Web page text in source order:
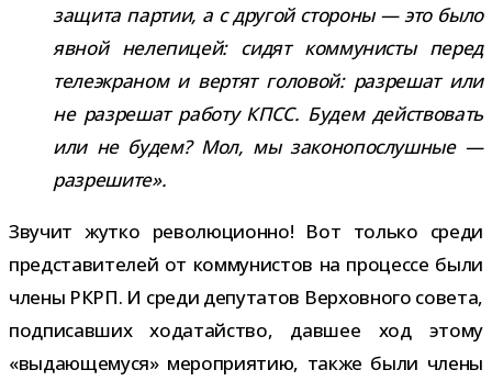
защита пар­тии, а с дру­гой сто­роны — это было
явной неле­пи­цей: сидят ком­му­ни­сты перед
теле­экра­ном и вер­тят голо­вой: раз­ре­шат или
не раз­ре­шат работу КПСС. Будем дей­ство­вать
или не будем? Мол, мы зако­но­по­слуш­ные —
разрешите».
Звучит жутко рево­лю­ци­онно! Вот только среди
пред­ста­ви­те­лей от ком­му­ни­стов на про­цессе были
члены РКРП. И среди депу­та­тов Верховного совета,
под­пи­сав­ших хода­тай­ство, дав­шее ход этому
«выда­ю­ще­муся» меро­при­я­тию, также были члены